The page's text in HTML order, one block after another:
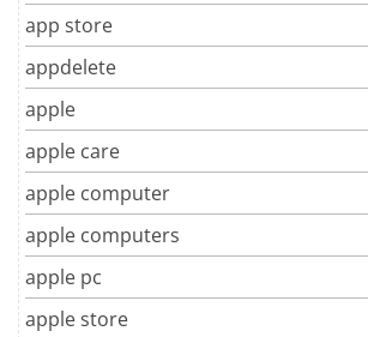
app store
appdelete
apple
apple care
apple computer
apple computers
apple pc
apple store